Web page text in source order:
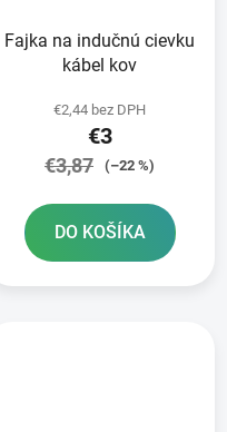
Fajka na indučnú cievku
kábel kov
€2,44 bez DPH
€3
€3,87 (–22 %)
DO KOŠÍKA